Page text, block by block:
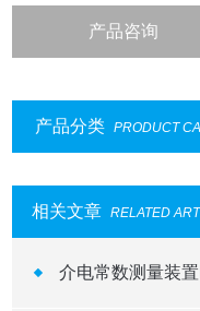
产品咨询
产品分类 PRODUCT
相关文章 RELATED
介电常数测量装